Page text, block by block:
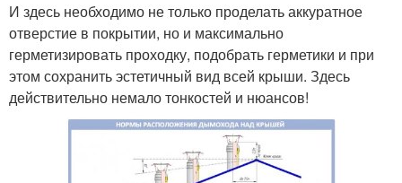
И здесь необходимо не только проделать аккуратное
отверстие в покрытии, но и максимально
герметизировать проходку, подобрать герметики и при
этом сохранить эстетичный вид всей крыши. Здесь
действительно немало тонкостей и нюансов!